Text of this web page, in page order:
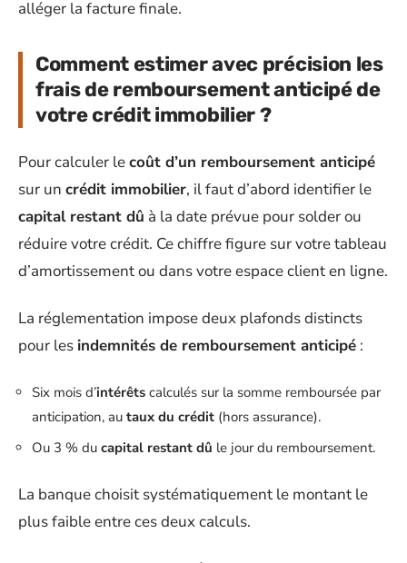
alléger la facture finale.
Comment estimer avec précision les
frais de remboursement anticipé de
votre crédit immobilier ?
Pour calculer lecoût d’un remboursement anticipé
sur un crédit immobilier, il faut d’abord identifier le
capital restant dû à la date prévue pour solder ou
réduire votre crédit. Ce chiffre figure sur votre tableau
d’amortissement ou dans votre espace client en ligne.
La réglementation impose deux plafonds distincts
pour les indemnités de remboursement anticipé :
Six mois d’intérêts calculés sur la somme remboursée par
anticipation, au taux du crédit (hors assurance).
Ou 3 % du capital restant dû le jour du remboursement.
La banque choisit systématiquement le montant le
plus faible entre ces deux calculs.